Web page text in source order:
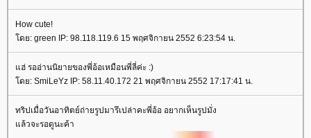
How cute!
ดย: green IP: 98.118.119.6 15 พฤศจิกายน 2552 6:23:54 น.
ฮ่ รออ่านนิยายของพี่อ้อเหมือนพี่ลี่ค่ะ :)
ดย: SmiLeYz IP: 58.11.40.172 21 พฤศจิกายน 2552 17:17:41 น.
ทริปเมื่อวันอาทิตย์ถ่ายรูปมารึเปล่าคะพี่อ้อ อยากเห็นรูปมั่ง
ล้วจะรอดูนะค้า